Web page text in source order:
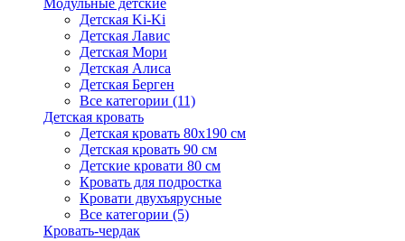
Модульные детские
Детская Ki-Ki
Детская Лавис
Детская Мори
Детская Алиса
Детская Берген
Все категории (11)
Детская кровать
Детская кровать 80х190 см
Детская кровать 90 см
Детские кровати 80 см
Кровать для подростка
Кровати двухъярусные
Все категории (5)
Кровать-чердак